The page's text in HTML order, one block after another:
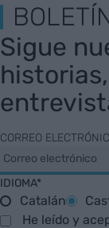
Sigue
CORREO
IDIOMA*
Catalán
He leído y